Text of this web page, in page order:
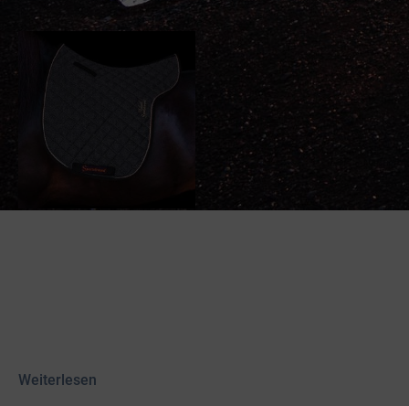
Weiterlesen